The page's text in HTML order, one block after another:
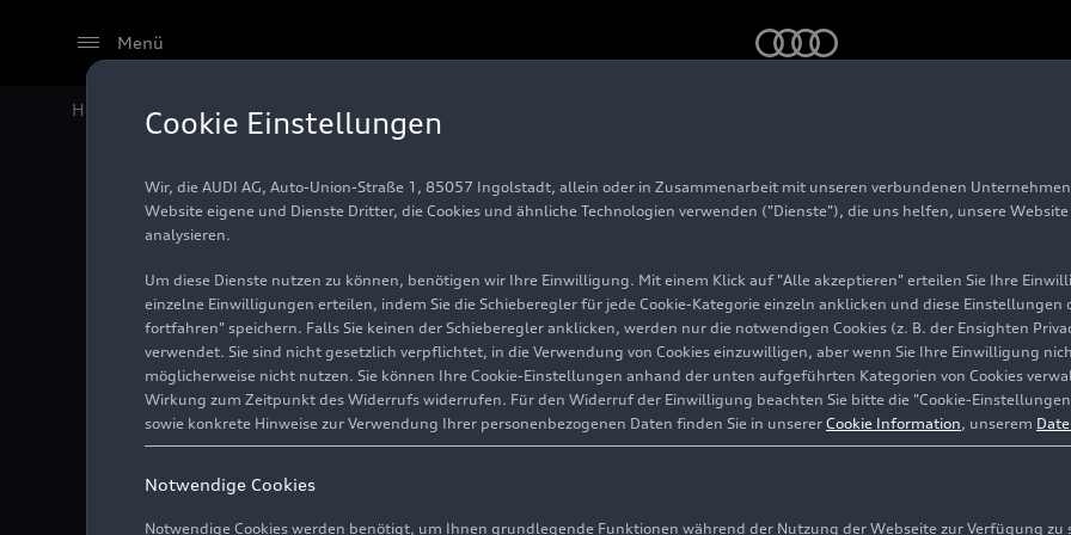
Menü
Home Audi Media Center Fotos
Kinder-Rallye durch die
von Audi
Foto 30.09.2024
Cookie Einstellungen
Wir, die AUDI AG, Auto-Union-Straße 1, 85057 Ingolstadt, allein oder in Zusammenarbeit mit unseren verbundenen
Website eigene und Dienste Dritter, die Cookies und ähnliche Technologien verwenden ("Dienste"), die uns helfen, unsere
analysieren.
Um diese Dienste nutzen zu können, benötigen wir Ihre Einwilligung. Mit einem Klick auf "Alle akzeptieren" erteilen Sie Ihre
einzelne Einwilligungen erteilen, indem Sie die Schieberegler für jede Cookie-Kategorie einzeln anklicken und diese
fortfahren" speichern. Falls Sie keinen der Schieberegler anklicken, werden nur die notwendigen Cookies (z. B. der Ensighten
verwendet. Sie sind nicht gesetzlich verpflichtet, in die Verwendung von Cookies einzuwilligen, aber wenn Sie Ihre Einwilligung
möglicherweise nicht nutzen. Sie können Ihre Cookie-Einstellungen anhand der unten aufgeführten Kategorien von Cookies
Wirkung zum Zeitpunkt des Widerrufs widerrufen. Für den Widerruf der Einwilligung beachten Sie bitte die "Cookie-
sowie konkrete Hinweise zur Verwendung Ihrer personenbezogenen Daten finden Sie in unserer Cookie Information, unserem
Notwendige Cookies
Notwendige Cookies werden benötigt, um Ihnen grundlegende Funktionen während der Nutzung der Webseite zur Verfügung